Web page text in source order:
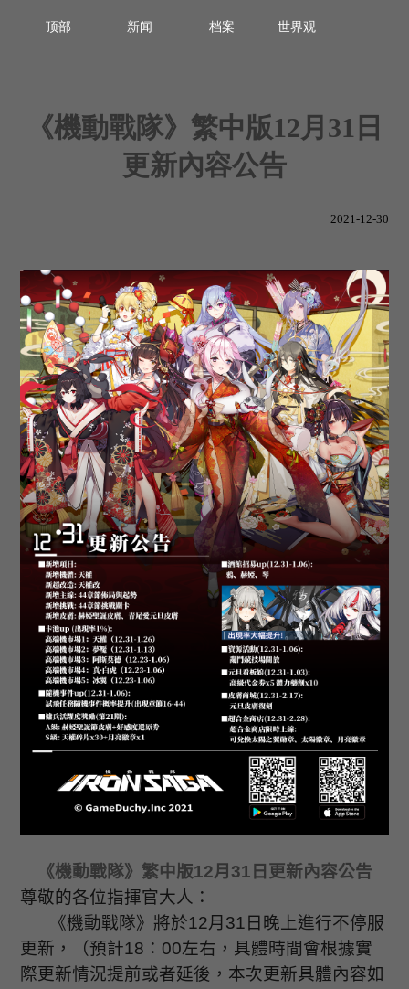
顶部 新闻 档案 世界观
《機動戰隊》繁中版12月31日
更新內容公告
2021-12-30
《機動戰隊》繁中版12月 31 日更新內容公告
尊敬的各位指揮官大人：
《機動戰隊》將於12月 31 日晚上進行不停服
更新，（預計18 ： 00左右，具體時間會根據實
際更新情況提前或者延後，本次更新具體內容如